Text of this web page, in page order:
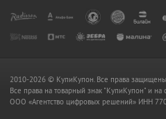
2010-2026 © КупиКупон. Все права защищены.
Все права на товарный знак "КупиКупон" и
OOO «Агентство цифровых решений» ИНН